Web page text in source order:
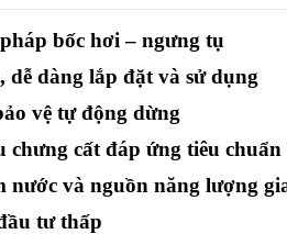
bốc hơi – ngưng tụ
dễ dàng lắp đặt và sử dụng
vệ tự động dừng
chưng cất đáp ứng tiêu
nước và nguồn năng lượng
tư thấp